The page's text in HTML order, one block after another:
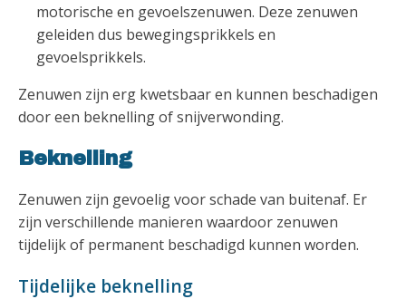
motorische en gevoelszenuwen. Deze zenuwen
geleiden dus bewegingsprikkels en
gevoelsprikkels.
Zenuwen zijn erg kwetsbaar en kunnen beschadigen
door een beknelling of snijverwonding.
Beknelling
Zenuwen zijn gevoelig voor schade van buitenaf. Er
zijn verschillende manieren waardoor zenuwen
tijdelijk of permanent beschadigd kunnen worden.
Tijdelijke beknelling